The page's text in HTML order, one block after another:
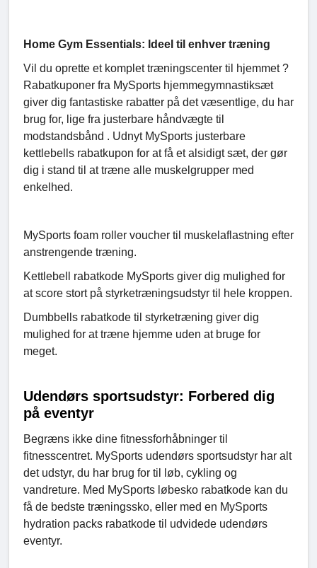
Home Gym Essentials: Ideel til enhver træning
Vil du oprette et komplet træningscenter til hjemmet ?
Rabatkuponer fra MySports hjemmegymnastiksæt
giver dig fantastiske rabatter på det væsentlige, du har
brug for, lige fra justerbare håndvægte til
modstandsbånd . Udnyt MySports justerbare
kettlebells rabatkupon for at få et alsidigt sæt, der gør
dig i stand til at træne alle muskelgrupper med
enkelhed.
MySports foam roller voucher til muskelaflastning efter
anstrengende træning.
Kettlebell rabatkode MySports giver dig mulighed for
at score stort på styrketræningsudstyr til hele kroppen.
Dumbbells rabatkode til styrketræning giver dig
mulighed for at træne hjemme uden at bruge for
meget.
Udendørs sportsudstyr: Forbered dig
på eventyr
Begræns ikke dine fitnessforhåbninger til
fitnesscentret. MySports udendørs sportsudstyr har alt
det udstyr, du har brug for til løb, cykling og
vandreture. Med MySports løbesko rabatkode kan du
få de bedste træningssko, eller med en MySports
hydration packs rabatkode til udvidede udendørs
eventyr.